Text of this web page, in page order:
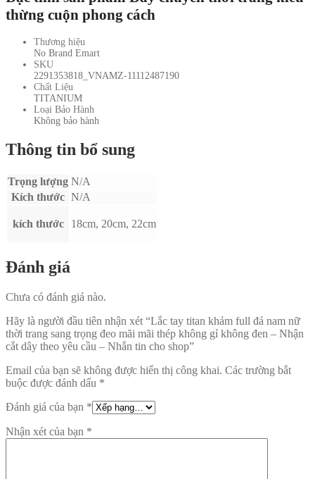
thừng cuộn phong cách
Thương hiệu
No Brand Emart
SKU
2291353818_VNAMZ-11112487190
Chất Liệu
TITANIUM
Loại Bảo Hành
Không bảo hành
Thông tin bổ sung
Trọng lượng N/A
Kích thước N/A
kích thước 18cm, 20cm, 22cm
Đánh giá
Chưa có đánh giá nào.
Hãy là người đầu tiên nhận xét “Lắc tay titan khảm full đá nam nữ
thời trang sang trọng đeo mãi mãi thép không gỉ không đen – Nhận
cắt dây theo yêu cầu – Nhắn tin cho shop”
Email của bạn sẽ không được hiển thị công khai. Các trường bắt
buộc được đánh dấu *
Đánh giá của bạn *
Nhận xét của bạn *